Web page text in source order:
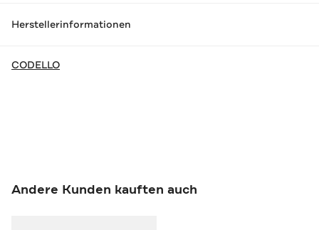
Herstellerinformationen
CODELLO
Andere Kunden kauften auch